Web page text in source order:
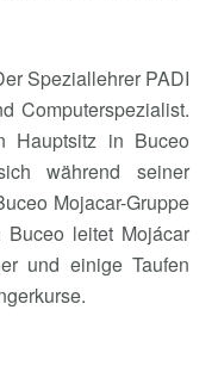
Speziallehrer PADI
Computerspezialist.
Hauptsitz in Buceo
während seiner
Mojacar-Gruppe
leitet Mojácar
und einige Taufen